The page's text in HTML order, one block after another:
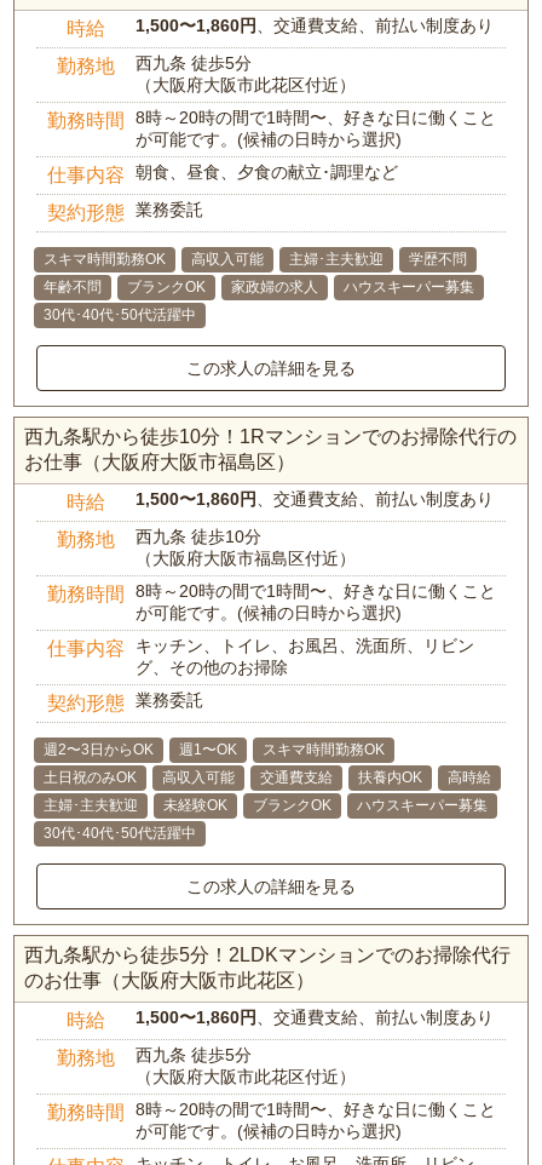
時給 1,500〜1,860円 、交通費支給、前払い制度あり
勤務地
西九条 徒歩5分
（大阪府大阪市此花区付近）
勤務時間
8時～20時の間で1時間〜、好きな日に働くこと
が可能です。(候補の日時から選択)
仕事内容 朝食、昼食、夕食の献立･調理など
契約形態 業務委託
スキマ時間勤務OK 高収入可能 主婦･主夫歓迎
学歴不問
年齢不問
ブランクOK 家政婦の求人
ハウスキーパー募集
30代･40代･50代活躍中
この求人の詳細を見る
西九条駅から徒歩10分！1Rマンションでのお掃除代行の
お仕事（大阪府大阪市福島区）
時給 1,500〜1,860円 、交通費支給、前払い制度あり
勤務地
西九条 徒歩10分
（大阪府大阪市福島区付近）
勤務時間
8時～20時の間で1時間〜、好きな日に働くこと
が可能です。(候補の日時から選択)
仕事内容
キッチン、トイレ、お風呂、洗面所、リビン
グ、その他のお掃除
契約形態 業務委託
週2〜3日からOK 週1〜OK
スキマ時間勤務OK
土日祝のみOK
高収入可能 交通費支給 扶養内OK
高時給
主婦･主夫歓迎
未経験OK ブランクOK
ハウスキーパー募集
30代･40代･50代活躍中
この求人の詳細を見る
西九条駅から徒歩5分！2LDKマンションでのお掃除代行
のお仕事（大阪府大阪市此花区）
時給 1,500〜1,860円 、交通費支給、前払い制度あり
勤務地
西九条 徒歩5分
（大阪府大阪市此花区付近）
勤務時間
8時～20時の間で1時間〜、好きな日に働くこと
が可能です。(候補の日時から選択)